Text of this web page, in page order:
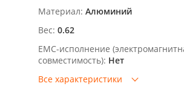
Материал: Алюминий
Вес: 0.62
EMC-исполнение
совместимость): Нет
Все характеристики